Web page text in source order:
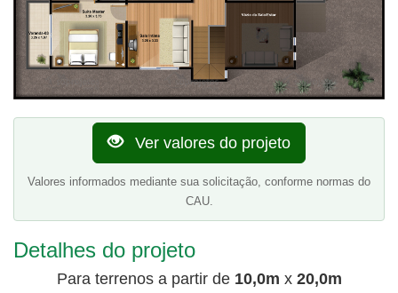
Ver valores do projeto
Valores informados mediante sua solicitação, conforme normas do
CAU.
Detalhes do projeto
Para terrenos a partir de 10,0m x 20,0m